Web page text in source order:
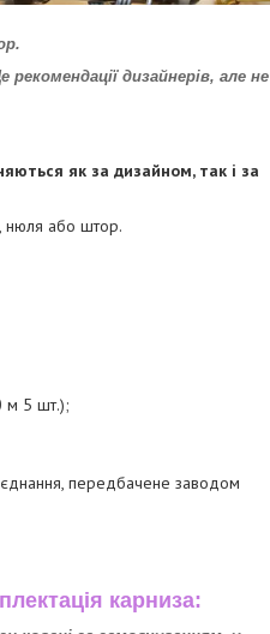
дизайнерів, але не
як за дизайном, так і за
нюля або штор.
м 5 шт.);
передбачене заводом
карниза: